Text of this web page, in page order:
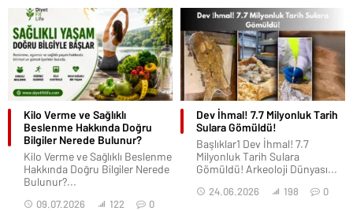
Kilo Verme ve Sağlıklı
Beslenme Hakkında Doğru
Bilgiler Nerede Bulunur?
Kilo Verme ve Sağlıklı Beslenme
Hakkında Doğru Bilgiler Nerede
Bulunur?...
09.07.2026 122 0
Dev İhmal! 7.7 Milyonluk Tarih
Sulara Gömüldü!
Başlıklar1 Dev İhmal! 7.7
Milyonluk Tarih Sulara
Gömüldü! Arkeoloji Dünyası...
24.06.2026 198 0